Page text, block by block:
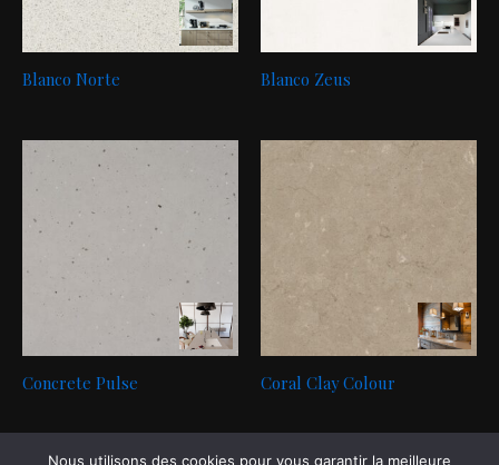
Blanco Norte Blanco Zeus
Concrete Pulse Coral Clay Colour
Nous utilisons des cookies pour vous garantir la meilleure